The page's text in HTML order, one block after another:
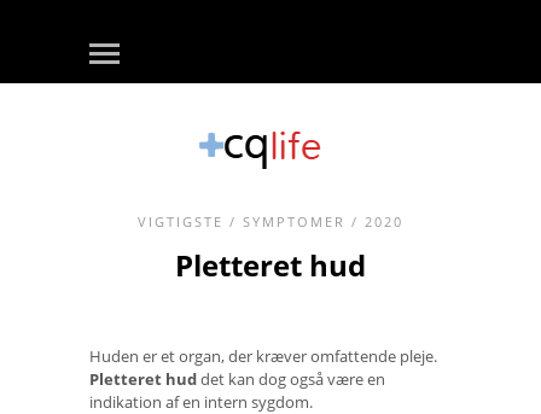
VIGTIGSTE / SYMPTOMER / 2020
Pletteret hud
Huden er et organ, der kræver omfattende pleje.
Pletteret huddet kan dog også være en
indikation af en intern sygdom.